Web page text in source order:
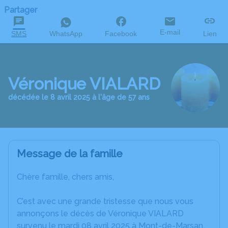
Partager
SMS WhatsApp Facebook E-mail Lien
Véronique VIALARD
décédée le 8 avril 2025 à l'âge de 57 ans
Message de la famille
Chère famille, chers amis,
C’est avec une grande tristesse que nous vous
annonçons le décès de Véronique VIALARD
survenu le mardi 08 avril 2025 à Mont-de-Marsan.